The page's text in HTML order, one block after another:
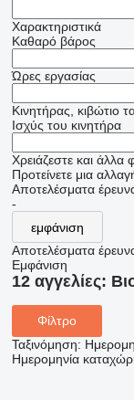
Χαρακτηριστικά
Καθαρό βάρος
Ώρες εργασίας
Κινητήρας, κιβώτιο
Ισχύς του κινητήρα
Χρειάζεστε και άλλα
Προτείνετε μια
Αποτελέσματα
-
εμφάνιση
Αποτελέσματα
Εμφάνιση
12 αγγελίες:
Φίλτρο
Ταξινόμηση:
Ημερομηνία